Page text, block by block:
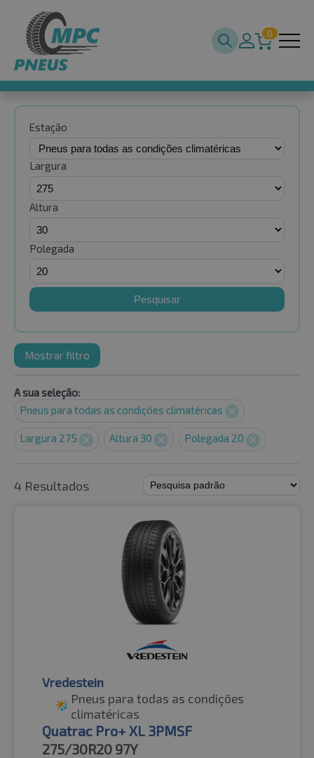
0
Estação
Largura
Altura
Polegada
Pesquisar
Mostrar filtro
A sua seleção:
Pneus para todas as condições climatéricas
Largura 275 Altura 30 Polegada 20
4 Resultados
Vredestein
Pneus para todas as condições
climatéricas
Quatrac Pro+ XL 3PMSF
275/30R20 97Y